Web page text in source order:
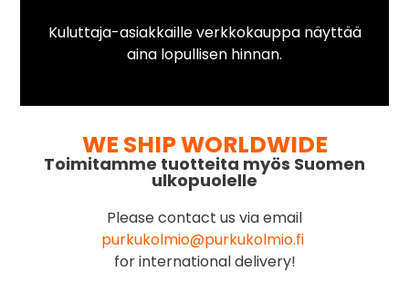
Kuluttaja-asiakkaille verkkokauppa näyttää
aina lopullisen hinnan.
WE SHIP WORLDWIDE
Toimitamme tuotteita myös Suomen
ulkopuolelle
Please contact us via email
purkukolmio@purkukolmio.fi
for international delivery!